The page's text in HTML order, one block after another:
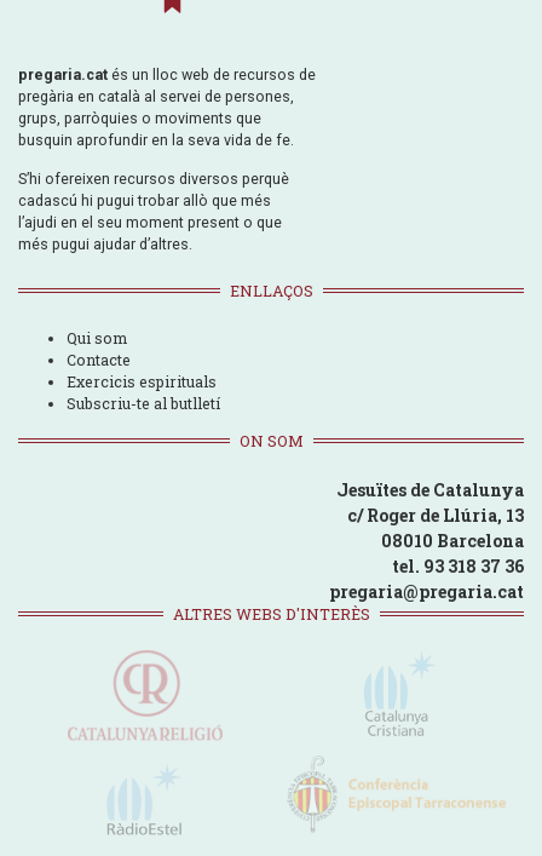
pregaria.cat és un lloc web de recursos de
pregària en català al servei de persones,
grups, parròquies o moviments que
busquin aprofundir en la seva vida de fe.
S’hi ofereixen recursos diversos perquè
cadascú hi pugui trobar allò que més
l’ajudi en el seu moment present o que
més pugui ajudar d’altres.
ENLLAÇOS
Qui som
Contacte
Exercicis espirituals
Subscriu-te al butlletí
ON SOM
Jesuïtes de Catalunya
c/ Roger de Llúria, 13
08010 Barcelona
tel. 93 318 37 36
pregaria@pregaria.cat
ALTRES WEBS D'INTERÈS